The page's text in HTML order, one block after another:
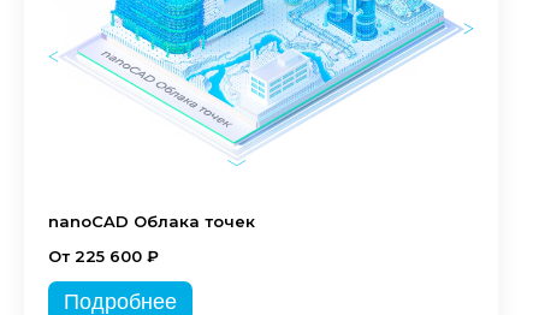
nanoCAD Облака точек
От 225 600 ₽
Подробнее